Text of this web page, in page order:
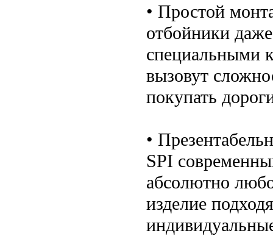
• Простой
отбойники
специальными
вызовут
покупать
•
SPI
абсолютно
изделие